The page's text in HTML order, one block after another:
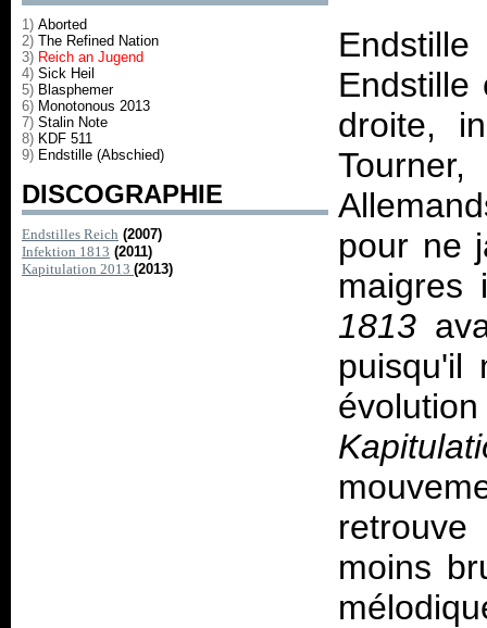
1) Aborted
2) The Refined Nation
3) Reich an Jugend
4) Sick Heil
5) Blasphemer
6) Monotonous 2013
7) Stalin Note
8) KDF 511
9) Endstille (Abschied)
DISCOGRAPHIE
Endstilles Reich (2007)
Infektion 1813 (2011)
Kapitulation 2013 (2013)
Endstille
droite,
pour ne
maigres
1813
puisqu'il
retrouve
moins